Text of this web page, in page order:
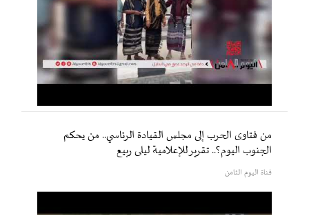
من فتاوى الحرب إلى مجلس القيادة الرئاسي.. من يحكم
الجنوب اليوم؟.. تقرير للإعلامية ليلى ربيع
قناة اليوم الثامن